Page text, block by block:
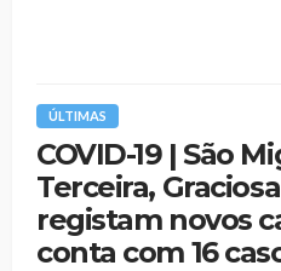
ÚLTIMAS
COVID-19 | São
Terceira,
registam novos
conta com 16